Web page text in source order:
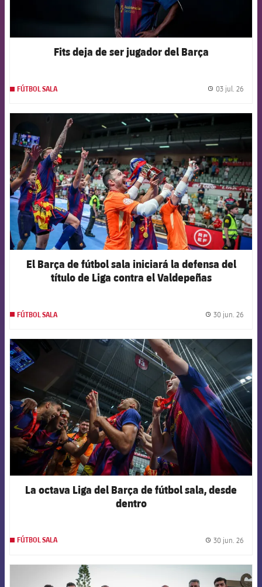
Fits deja de ser jugador del Barça
FÚTBOL SALA 03 jul. 26
FCB Barcelona badge
El Barça de fútbol sala iniciará la defensa del
título de Liga contra el Valdepeñas
FÚTBOL SALA 30 jun. 26
FCB Barcelona badge
La octava Liga del Barça de fútbol sala, desde
dentro
FÚTBOL SALA 30 jun. 26